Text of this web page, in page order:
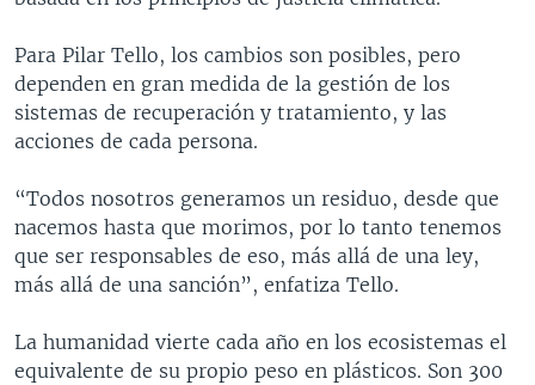
Para Pilar Tello, los cambios son posibles, pero
dependen en gran medida de la gestión de los
sistemas de recuperación y tratamiento, y las
acciones de cada persona.
“Todos nosotros generamos un residuo, desde que
nacemos hasta que morimos, por lo tanto tenemos
que ser responsables de eso, más allá de una ley,
más allá de una sanción”, enfatiza Tello.
La humanidad vierte cada año en los ecosistemas el
equivalente de su propio peso en plásticos. Son 300